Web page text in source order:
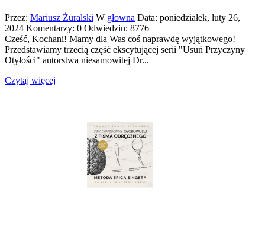
Przez: Mariusz Żuralski W głowna Data: poniedziałek, luty 26,
2024 Komentarzy: 0 Odwiedzin: 8776
Cześć, Kochani! Mamy dla Was coś naprawdę wyjątkowego!
Przedstawiamy trzecią część ekscytującej serii "Usuń Przyczyny
Otyłości" autorstwa niesamowitej Dr...
Czytaj więcej